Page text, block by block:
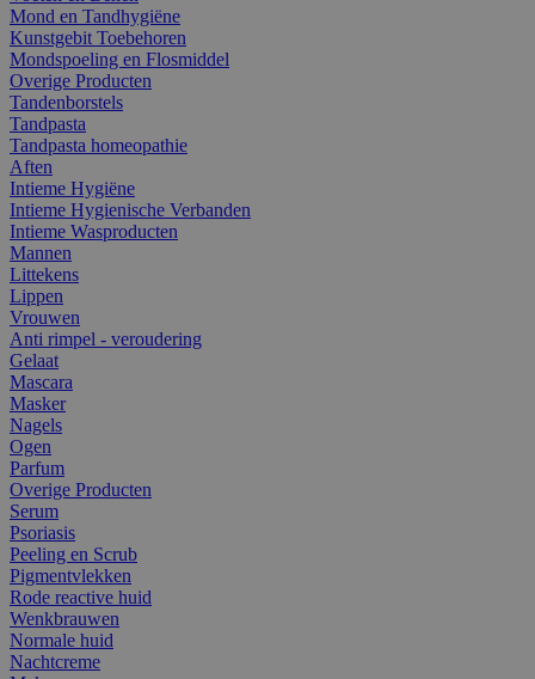
Mond en Tandhygiëne
Kunstgebit Toebehoren
Mondspoeling en Flosmiddel
Overige Producten
Tandenborstels
Tandpasta
Tandpasta homeopathie
Aften
Intieme Hygiëne
Intieme Hygienische Verbanden
Intieme Wasproducten
Mannen
Littekens
Lippen
Vrouwen
Anti rimpel - veroudering
Gelaat
Mascara
Masker
Nagels
Ogen
Parfum
Overige Producten
Serum
Psoriasis
Peeling en Scrub
Pigmentvlekken
Rode reactive huid
Wenkbrauwen
Normale huid
Nachtcreme